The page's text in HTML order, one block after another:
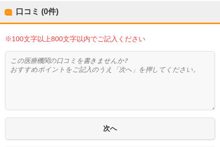
口コミ (0件)
※100文字以上800文字以内でご記入ください